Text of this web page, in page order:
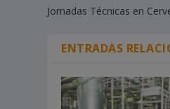
Jornadas Técnicas en
ENTRADAS